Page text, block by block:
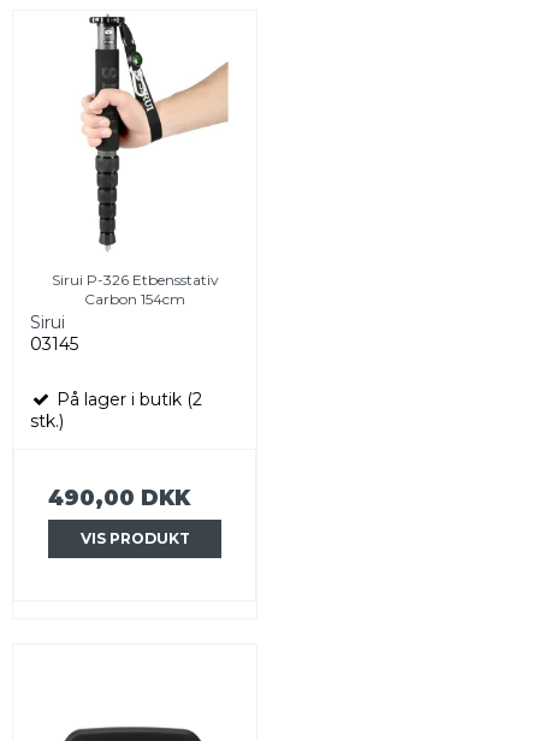
Sirui P-326 Etbensstativ
Carbon 154cm
Sirui
03145
På lager i butik (2
stk.)
490,00 DKK
VIS PRODUKT